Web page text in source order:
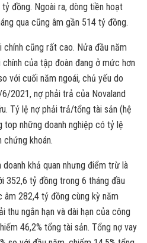
đồng. Ngoài ra, dòng tiền hoạt
qua cũng âm gần 514 tỷ đồng.
cũng rất cao. Nửa đầu năm
của tập đoàn đang ở mức hơn
với cuối năm ngoái, chủ yếu do
2021, nợ phải trả của Novaland
Tỷ lệ nợ phải trả/tổng tài sản (hệ
top những doanh nghiệp có tỷ lệ
chứng khoán.
khả quan nhưng điểm trừ là
352,6 tỷ đồng trong 6 tháng đầu
282,4 tỷ đồng cùng kỳ năm
thu ngắn hạn và dài hạn của công
46,2% tổng tài sản. Tổng nợ vay